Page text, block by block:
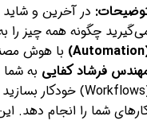
در آخرین و شاید
چگونه همه چیز
با هوش
فرشاد کفایی به
شما را انجام دهد.